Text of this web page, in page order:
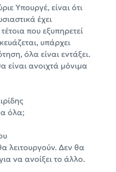
Υπουργέ, είναι ότι
έχει
που εξυπηρετεί
υπάρχει
όλα είναι εντάξει.
είναι ανοιχτά μόνιμα
όλα;
λειτουργούν. Δεν θα
να ανοίξει το άλλο.